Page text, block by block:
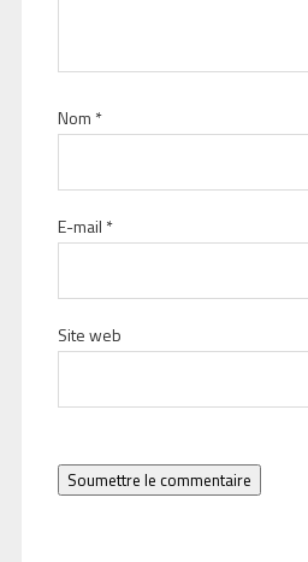
Nom *
E-mail *
Site web
Soumettre le commentaire